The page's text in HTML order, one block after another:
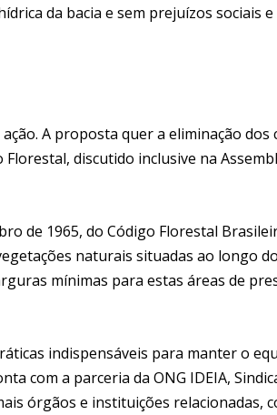
da bacia e sem prejuízos sociais
A proposta quer a eliminação
discutido inclusive na
de 1965, do Código Florestal
naturais situadas ao longo
mínimas para estas áreas de
indispensáveis para manter o
com a parceria da ONG IDEIA,
órgãos e instituições relacionadas,